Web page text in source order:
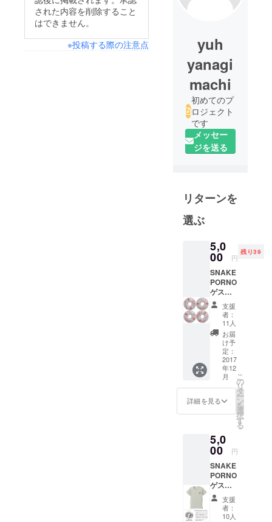
された内容を削除すること
はできません。
※投稿する際の注意点
yuh
yanagi
machi
初めてのプ
ロジェクト
です
メッセー
ジを送る
リターンを
選ぶ
5,0
00 円
残り39
SNAKE
PORNO
ゲスト
WHEEL
"AKIRA
ISHIZA
WA"モ
デル ス
ペック /
52mm
x 99A
素材 / ウ
レタン
※税込/
送料込
※領収書
場合は
メッ
セージ
にてご
連絡く
ださ
い。 石
沢彰氏
が普段
支援
者：
11人
お届
け予
定：
2017
年12
月
詳細を見る
こ
の
リ
タ
ー
ン
を
選
択
す
る
5,0
00 円
SNAKE
PORNO
ゲストT
シャツ
サイズ /
S,M,L,X
支援
者：
10人